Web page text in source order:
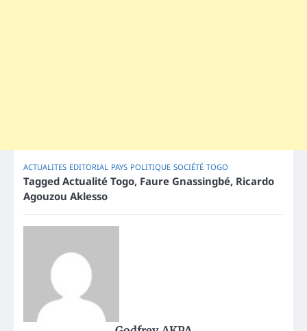
ACTUALITES EDITORIAL PAYS POLITIQUE SOCIÉTÉ TOGO
Tagged Actualité Togo, Faure Gnassingbé, Ricardo
Agouzou Aklesso